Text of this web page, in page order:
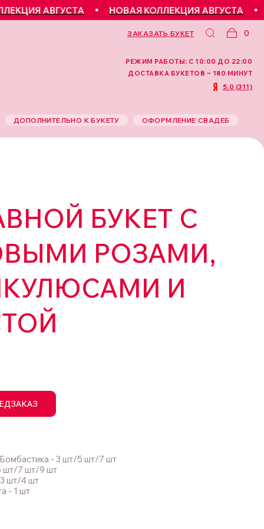
АВГУСТА НОВАЯ КОЛЛЕКЦИЯ АВГУСТА
0
ЗАКАЗАТЬ БУКЕТ
5.0 (311)
ДОСТАВКА БУКЕТОВ ~ 180 МИНУТ
РЕЖИМ РАБОТЫ: С 10:00 ДО 22:00
ДОПОЛНИТЕЛЬНО К БУКЕТУ ОФОРМЛЕНИЕ СВАДЕБ
БУКЕТ С
РОЗАМИ,
И
- 3 шт/5 шт/7 шт
шт/7 шт/9 шт
шт/4 шт
- 1 шт